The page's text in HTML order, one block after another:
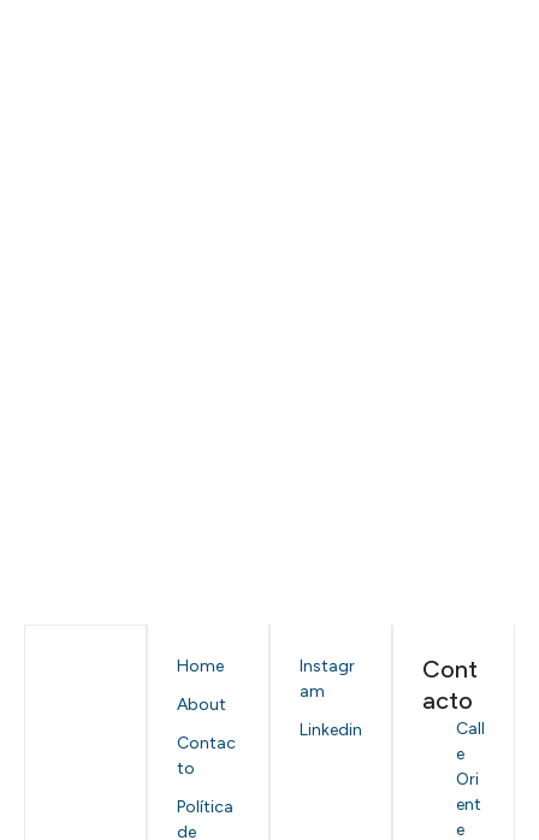
Home
About
Contac
to
Política
de
Instagr
am
Linkedin
Cont
acto
Call
e
Ori
ent
e